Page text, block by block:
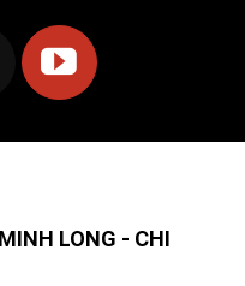
LONG - CHI